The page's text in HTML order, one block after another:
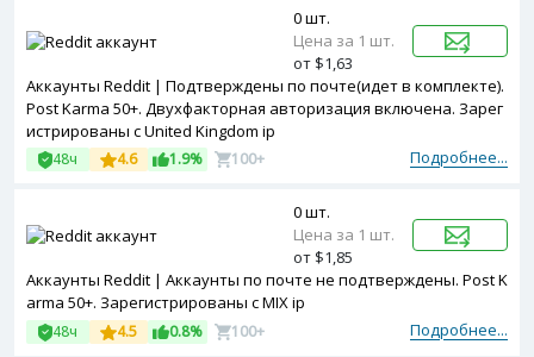
Аккаунты Reddit | Подтверждены по почте(идет в комплекте).
Post Karma 50+. Двухфакторная авторизация включена. Зарег
истрированы с United Kingdom ip
Подробнее...
48ч 4.6 1.9% 100+
0 шт.
Цена за 1 шт.
от $1,63
Аккаунты Reddit | Аккаунты по почте не подтверждены. Post K
arma 50+. Зарегистрированы с MIX ip
Подробнее...
48ч 4.5 0.8% 100+
0 шт.
Цена за 1 шт.
от $1,85